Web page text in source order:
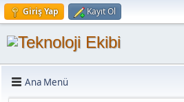
Giriş Yap Kayıt Ol
Ana Menü